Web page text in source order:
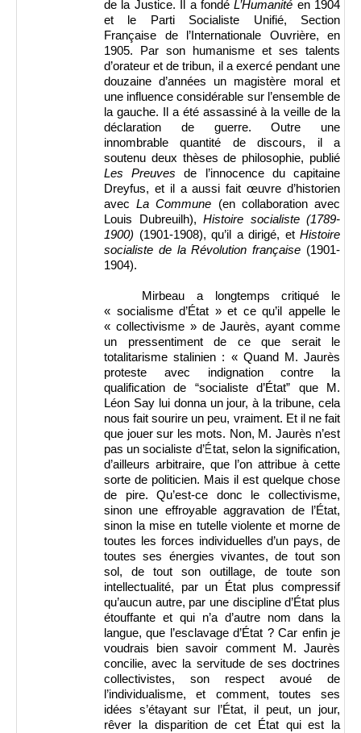
de la Justice. Il a fondéL’Humanité en 1904
et le Parti Socialiste Unifié, Section
Française de l’Internationale Ouvrière, en
1905. Par son humanisme et ses talents
d’orateur et de tribun, il a exercé pendant une
douzaine d’années un magistère moral et
une influence considérable sur l’ensemble de
la gauche. Il a été assassiné à la veille de la
déclaration de guerre. Outre une
innombrable quantité de discours, il a
soutenu deux thèses de philosophie, publié
Les Preuves de l’innocence du capitaine
Dreyfus, et il a aussi fait œuvre d’historien
avecLa Commune (en collaboration avec
Louis Dubreuilh), Histoire socialiste (1789-
1900) (1901-1908), qu’il a dirigé, et Histoire
socialiste de la Révolution française (1901-
1904).
Mirbeau a longtemps critiqué le
« socialisme d’État » et ce qu’il appelle le
« collectivisme » de Jaurès, ayant comme
un pressentiment de ce que serait le
totalitarisme stalinien : « Quand M. Jaurès
proteste avec indignation contre la
qualification de “socialiste d’État” que M.
Léon Say lui donna un jour, à la tribune, cela
nous fait sourire un peu, vraiment. Et il ne fait
que jouer sur les mots. Non, M. Jaurès n’est
pas un socialiste d’État, selon la signification,
d’ailleurs arbitraire, que l’on attribue à cette
sorte de politicien. Mais il est quelque chose
de pire. Qu’est-ce donc le collectivisme,
sinon une effroyable aggravation de l’État,
sinon la mise en tutelle violente et morne de
toutes les forces individuelles d’un pays, de
toutes ses énergies vivantes, de tout son
sol, de tout son outillage, de toute son
intellectualité, par un État plus compressif
qu’aucun autre, par une discipline d’État plus
étouffante et qui n’a d’autre nom dans la
langue, que l’esclavage d’État ? Car enfin je
voudrais bien savoir comment M. Jaurès
concilie, avec la servitude de ses doctrines
collectivistes, son respect avoué de
l’individualisme, et comment, toutes ses
idées s’étayant sur l’État, il peut, un jour,
rêver la disparition de cet État qui est la